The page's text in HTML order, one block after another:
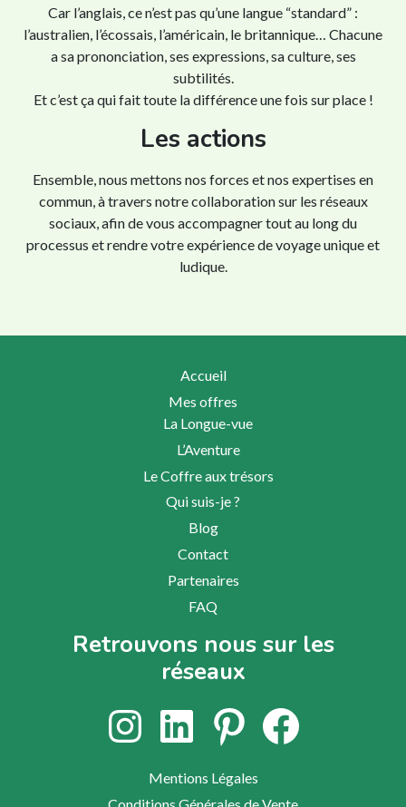
Car l’anglais, ce n’est pas qu’une langue “standard” :
l’australien, l’écossais, l’américain, le britannique… Chacune
a sa prononciation, ses expressions, sa culture, ses
subtilités.
Et c’est ça qui fait toute la différence une fois sur place !
Les actions
Ensemble, nous mettons nos forces et nos expertises en
commun, à travers notre collaboration sur les réseaux
sociaux, afin de vous accompagner tout au long du
processus et rendre votre expérience de voyage unique et
ludique.
Accueil
Mes offres
La Longue-vue
L’Aventure
Le Coffre aux trésors
Qui suis-je ?
Blog
Contact
Partenaires
FAQ
Retrouvons nous sur les
réseaux
InstagramLinkedInPinterestFacebook
Mentions Légales